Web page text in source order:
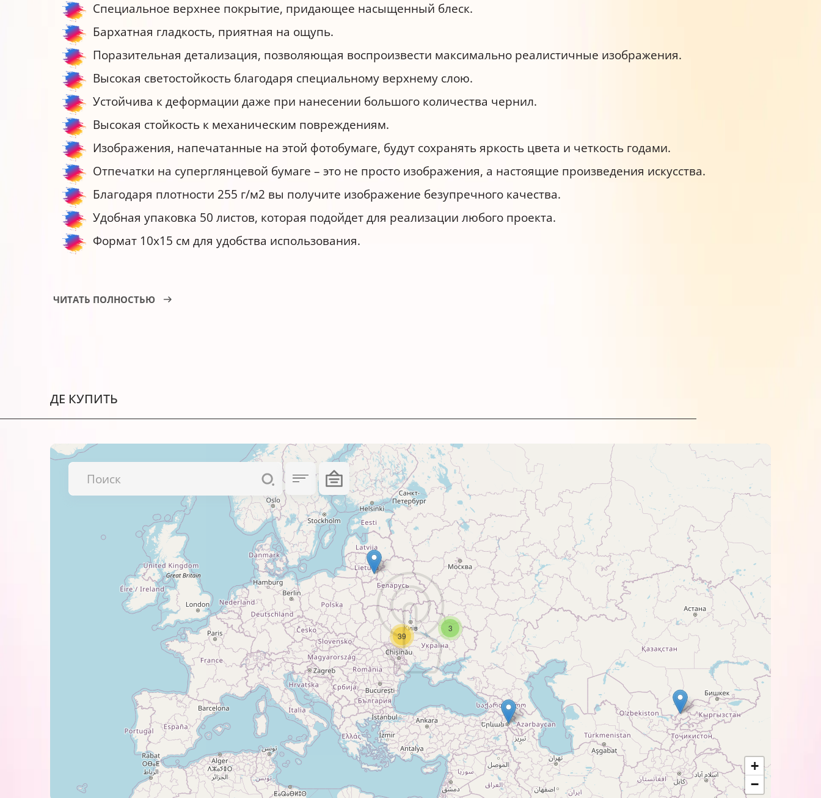
Специальное верхнее покрытие, придающее насыщенный блеск.
Бархатная гладкость, приятная на ощупь.
Поразительная детализация, позволяющая воспроизвести максимально реалистичные изображения.
Высокая светостойкость благодаря специальному верхнему слою.
Устойчива к деформации даже при нанесении большого количества чернил.
Высокая стойкость к механическим повреждениям.
Изображения, напечатанные на этой фотобумаге, будут сохранять яркость цвета и четкость годами.
Отпечатки на суперглянцевой бумаге – это не просто изображения, а настоящие произведения искусства.
Благодаря плотности 255 г/м2 вы получите изображение безупречного качества.
Удобная упаковка 50 листов, которая подойдет для реализации любого проекта.
Формат 10x15 см для удобства использования.
каждому изображению реалистичный, максимальный живой вид.
Премиальное качество.
Сырье производится в Японии.
Эта фотобумага совместима с водорастворимыми и пигментными чернилами.
Можно печатать на струйных печатающих устройствах любой торговой марки.
Для того, чтобы вы насладились всеми преимуществами печати на суперглянцевой фотобумаге BARVA Profi, рекомендуем
использовать ее вместе со
струйными чернилами BARVA
ЧИТАТЬ ПОЛНОСТЬЮ
ДЕ КУПИТЬ
3
39
+
−